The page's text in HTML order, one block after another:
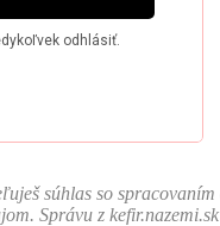
súh­las so
Správu z